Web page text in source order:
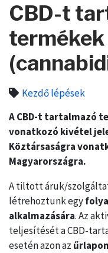
CBD-t
Kezdő lépések
A CBD-t tartalmazó
vonatkozó kivétel
Köztársaságra
Magyarországra.
A tiltott áruk/
létrehoztunk egy
alkalmazására. Az
teljesítését a CBD-
esetén azon az űrlapon